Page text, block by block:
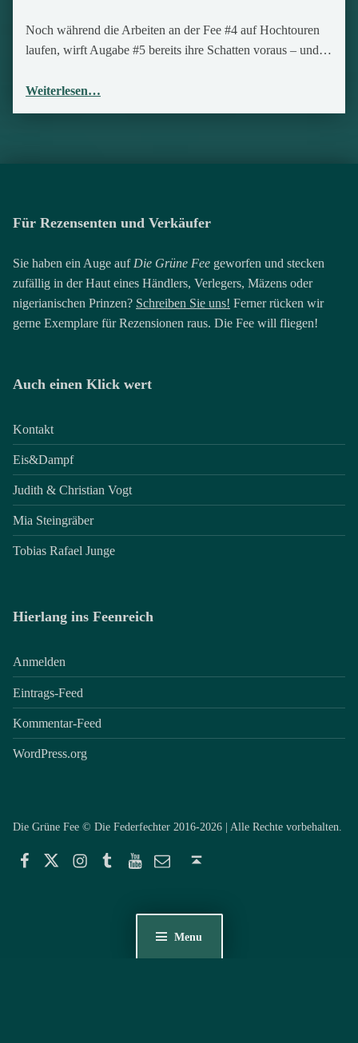
Menu
Noch während die Arbeiten an der Fee #4 auf Hochtouren
laufen, wirft Augabe #5 bereits ihre Schatten voraus – und…
Weiterlesen…
Für Rezensenten und Verkäufer
Sie haben ein Auge auf Die Grüne Fee geworfen und stecken
zufällig in der Haut eines Händlers, Verlegers, Mäzens oder
nigerianischen Prinzen? Schreiben Sie uns! Ferner rücken wir
gerne Exemplare für Rezensionen raus. Die Fee will fliegen!
Auch einen Klick wert
Kontakt
Eis&Dampf
Judith & Christian Vogt
Mia Steingräber
Tobias Rafael Junge
Hierlang ins Feenreich
Anmelden
Eintrags-Feed
Kommentar-Feed
WordPress.org
Die Grüne Fee © Die Federfechter 2016-2026 | Alle Rechte vorbehalten.